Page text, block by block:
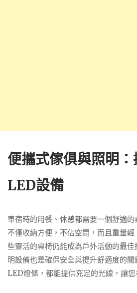
便攜式傢俱與照明
LED設備
車宿時的用餐、休憩都需要一個舒適
不僅收納方便，不佔空間，而且重量
些靈活的桌椅仍能成為戶外活動的最
明設備也是確保安全與提升舒適度的
LED燈條，都能提供充足的光線，讓您